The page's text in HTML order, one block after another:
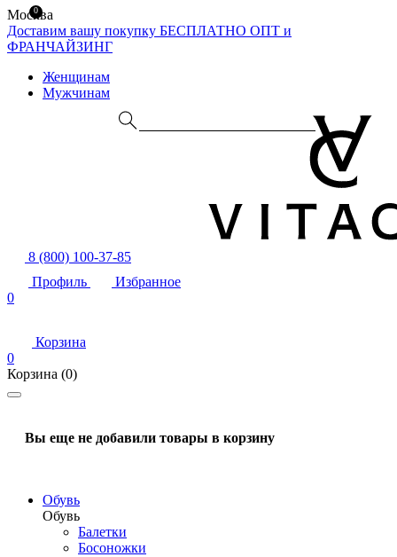
Москва
Доставим вашу покупку БЕСПЛАТНО ОПТ и
ФРАНЧАЙЗИНГ
Женщинам
Мужчинам
8 (800) 100-37-85
Профиль
Избранное
0
Корзина
0
Корзина (0)
Вы еще не добавили товары в корзину
Обувь
Обувь
Балетки
Босоножки
0